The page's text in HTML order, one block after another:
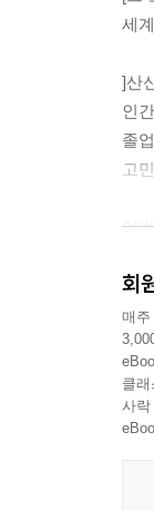
세
]산
인
졸
고
이
그
회
매주
클
사락